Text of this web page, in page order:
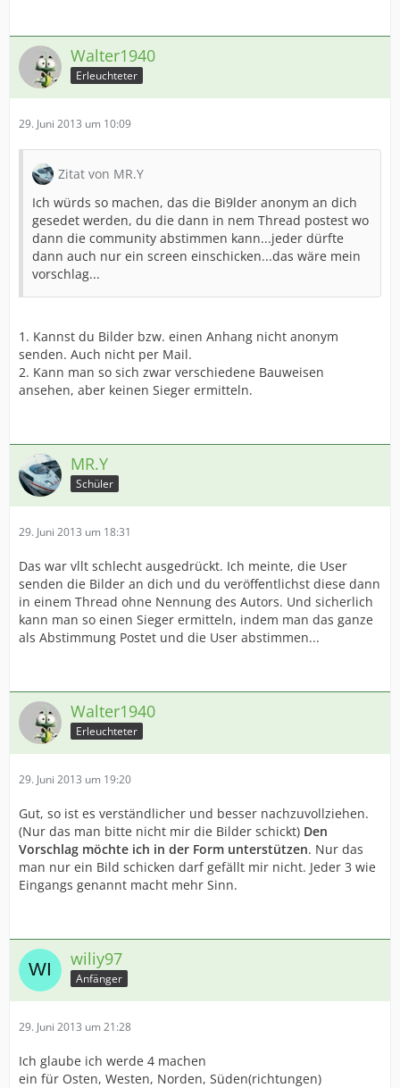
Walter1940
Erleuchteter
29. Juni 2013 um 10:09
Zitat von MR.Y
Ich würds so machen, das die Bi9lder anonym an dich
gesedet werden, du die dann in nem Thread postest wo
dann die community abstimmen kann...jeder dürfte
dann auch nur ein screen einschicken...das wäre mein
vorschlag...
1. Kannst du Bilder bzw. einen Anhang nicht anonym
senden. Auch nicht per Mail.
2. Kann man so sich zwar verschiedene Bauweisen
ansehen, aber keinen Sieger ermitteln.
MR.Y
Schüler
29. Juni 2013 um 18:31
Das war vllt schlecht ausgedrückt. Ich meinte, die User
senden die Bilder an dich und du veröffentlichst diese dann
in einem Thread ohne Nennung des Autors. Und sicherlich
kann man so einen Sieger ermitteln, indem man das ganze
als Abstimmung Postet und die User abstimmen...
Walter1940
Erleuchteter
29. Juni 2013 um 19:20
Gut, so ist es verständlicher und besser nachzuvollziehen.
(Nur das man bitte nicht mir die Bilder schickt) Den
Vorschlag möchte ich in der Form unterstützen. Nur das
man nur ein Bild schicken darf gefällt mir nicht. Jeder 3 wie
Eingangs genannt macht mehr Sinn.
wiliy97
Anfänger
29. Juni 2013 um 21:28
Ich glaube ich werde 4 machen
ein für Osten, Westen, Norden, Süden(richtungen)